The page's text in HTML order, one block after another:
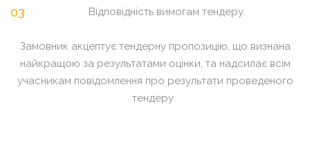
Відповідність вимогам тендеру.
Замовник акцептує тендерну пропозицію, що визнана
найкращою за результатами оцінки, та надсилає всім
учасникам повідомлення про результати проведеного
тендеру.